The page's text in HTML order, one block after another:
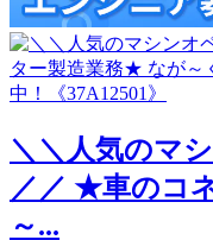
＼＼人気のマ
／／ ★車のコ
～...